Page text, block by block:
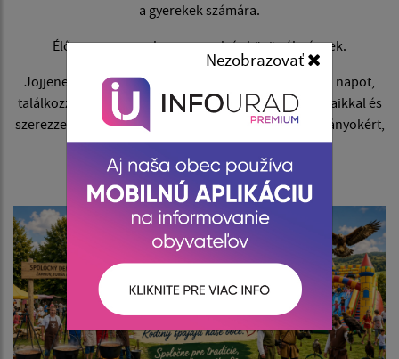
Nezobrazovať
a gyerekek számára.
Élő zene, gyermekprogramok és közös élmények.
Jöjjenek el, töltsenek velünk egy felejthetetlen nyári napot,
találkozzanak a szomszédos településeken élő barátaikkal és
szerezzenek szép közös emlékeket! Együtt a hagyományokért,
a gyermekekért és közösségünkért!
Szeretettel várunk mindenkit!